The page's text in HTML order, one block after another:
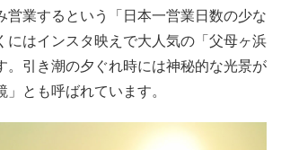
営業するという「日本一営業日数の少な
にはインスタ映えで大人気の「父母ヶ浜
。引き潮の夕ぐれ時には神秘的な光景が
」とも呼ばれています。